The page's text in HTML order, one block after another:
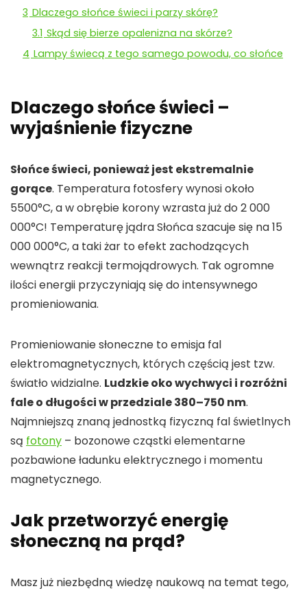
3 Dlaczego słońce świeci i parzy skórę?
3.1 Skąd się bierze opalenizna na skórze?
4 Lampy świecą z tego samego powodu, co słońce
Dlaczego słońce świeci –
wyjaśnienie fizyczne
Słońce świeci, ponieważ jest ekstremalnie
gorące. Temperatura fotosfery wynosi około
5500°C, a w obrębie korony wzrasta już do 2 000
000°C! Temperaturę jądra Słońca szacuje się na 15
000 000°C, a taki żar to efekt zachodzących
wewnątrz reakcji termojądrowych. Tak ogromne
ilości energii przyczyniają się do intensywnego
promieniowania.
Promieniowanie słoneczne to emisja fal
elektromagnetycznych, których częścią jest tzw.
światło widzialne. Ludzkie oko wychwyci i rozróżni
fale o długości w przedziale 380–750 nm.
Najmniejszą znaną jednostką fizyczną fal świetlnych
są fotony – bozonowe cząstki elementarne
pozbawione ładunku elektrycznego i momentu
magnetycznego.
Jak przetworzyć energię
słoneczną na prąd?
Masz już niezbędną wiedzę naukową na temat tego,